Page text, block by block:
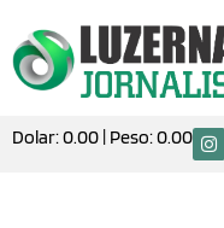
Dolar:0.00 | Peso:0.00